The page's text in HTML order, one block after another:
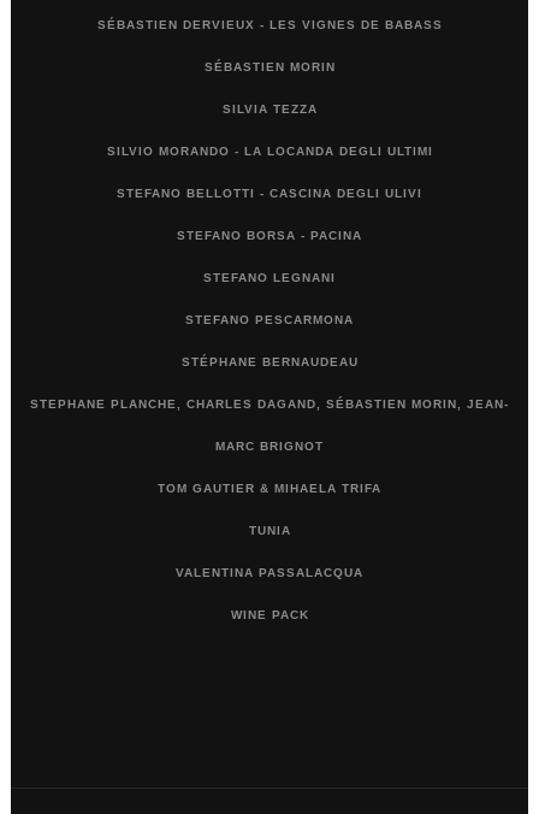
SÉBASTIEN DERVIEUX - LES VIGNES DE BABASS
SÉBASTIEN MORIN
SILVIA TEZZA
SILVIO MORANDO - LA LOCANDA DEGLI ULTIMI
STEFANO BELLOTTI - CASCINA DEGLI ULIVI
STEFANO BORSA - PACINA
STEFANO LEGNANI
STEFANO PESCARMONA
STÉPHANE BERNAUDEAU
STEPHANE PLANCHE, CHARLES DAGAND, SÉBASTIEN MORIN, JEAN-
MARC BRIGNOT
TOM GAUTIER & MIHAELA TRIFA
TUNIA
VALENTINA PASSALACQUA
WINE PACK